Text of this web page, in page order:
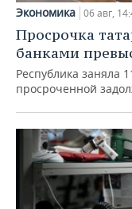
Экономика 06 авг,
Просрочка
банками
Республика заняла
просроченной